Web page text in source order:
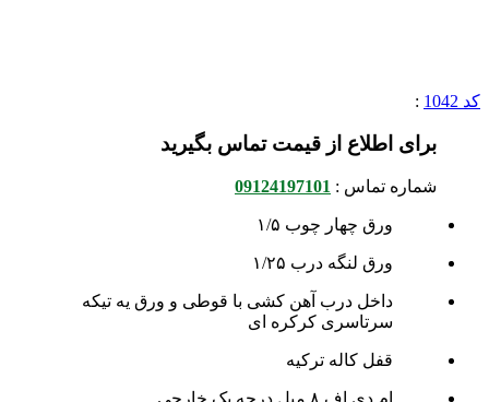
کد 1042 :
برای اطلاع از قیمت تماس بگیرید
شماره تماس : 09124197101
ورق چهار چوب ۱/۵
ورق لنگه درب ۱/۲۵
داخل درب آهن کشی با قوطی و ورق یه تیکه
سرتاسری کرکره ای
قفل کاله ترکیه